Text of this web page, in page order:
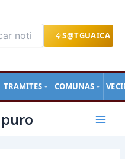
S@TGUAICA
TRAMITES ▼ COMUNAS ▼
Main